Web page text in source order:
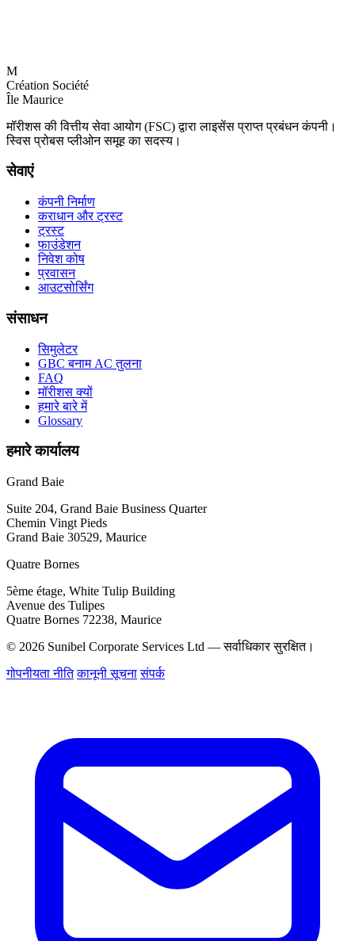
M
Création Société
Île Maurice
मॉरीशस की वित्तीय सेवा आयोग (FSC) द्वारा लाइसेंस प्राप्त प्रबंधन कंपनी।
स्विस प्रोबस प्लीओन समूह का सदस्य।
सेवाएं
कंपनी निर्माण
कराधान और ट्रस्ट
ट्रस्ट
फाउंडेशन
निवेश कोष
प्रवासन
आउटसोर्सिंग
संसाधन
सिमुलेटर
GBC बनाम AC तुलना
FAQ
मॉरीशस क्यों
हमारे बारे में
Glossary
हमारे कार्यालय
Grand Baie
Suite 204, Grand Baie Business Quarter
Chemin Vingt Pieds
Grand Baie 30529, Maurice
Quatre Bornes
5ème étage, White Tulip Building
Avenue des Tulipes
Quatre Bornes 72238, Maurice
© 2026 Sunibel Corporate Services Ltd — सर्वाधिकार सुरक्षित।
गोपनीयता नीति कानूनी सूचना संपर्क